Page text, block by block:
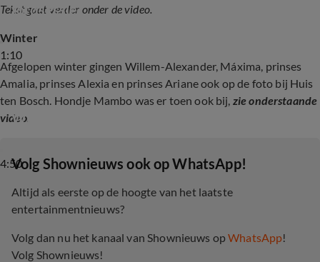
Tekst gaat verder onder de video.
1:10
fotosessie
Winter
Afgelopen winter gingen Willem-Alexander, Máxima, prinses
Amalia, prinses Alexia en prinses Ariane ook op de foto bij Huis
ten Bosch. Hondje Mambo was er toen ook bij, zie onderstaande
video.
4:50
Winter fotosessie Oranjes
‎Volg Shownieuws ook op WhatsApp!
Altijd als eerste op de hoogte van het laatste
entertainmentnieuws?
Volg dan nu het kanaal van Shownieuws opWhatsApp!
Volg Shownieuws!